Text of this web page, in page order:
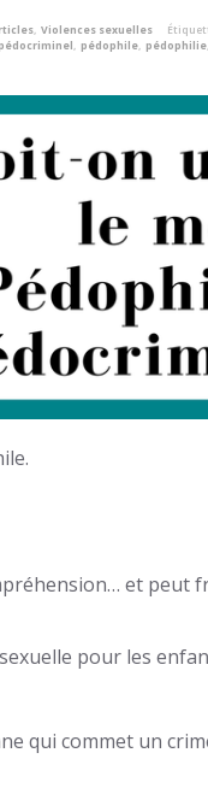
, Violences sexuelles
, pédophile, pédophilie,
et peut
pour les
qui commet un